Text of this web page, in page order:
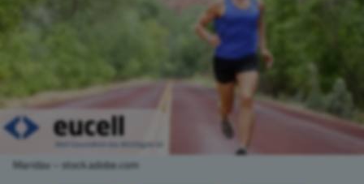
Maridav – stock.adobe.com